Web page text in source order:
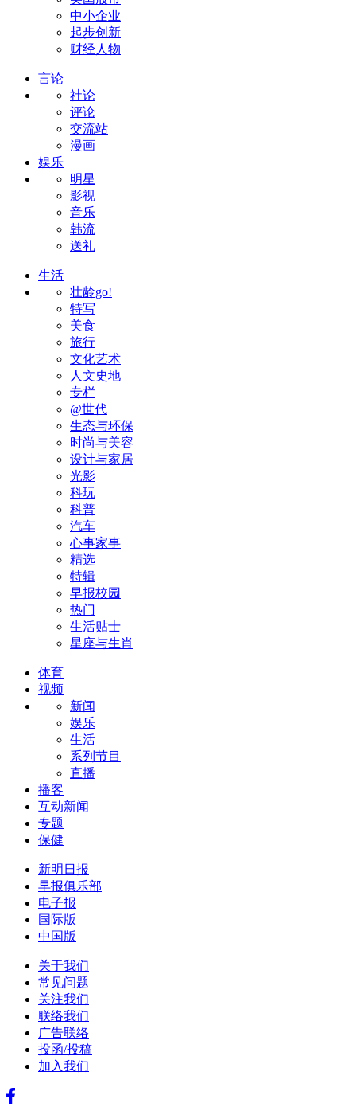
中小企业
起步创新
财经人物
言论
社论
评论
交流站
漫画
娱乐
明星
影视
音乐
韩流
送礼
生活
壮龄go!
特写
美食
旅行
文化艺术
人文史地
专栏
@世代
生态与环保
时尚与美容
设计与家居
光影
科玩
科普
汽车
心事家事
精选
特辑
早报校园
热门
生活贴士
星座与生肖
体育
视频
新闻
娱乐
生活
系列节目
直播
播客
互动新闻
专题
保健
新明日报
早报俱乐部
电子报
国际版
中国版
关于我们
常见问题
关注我们
联络我们
广告联络
投函/投稿
加入我们